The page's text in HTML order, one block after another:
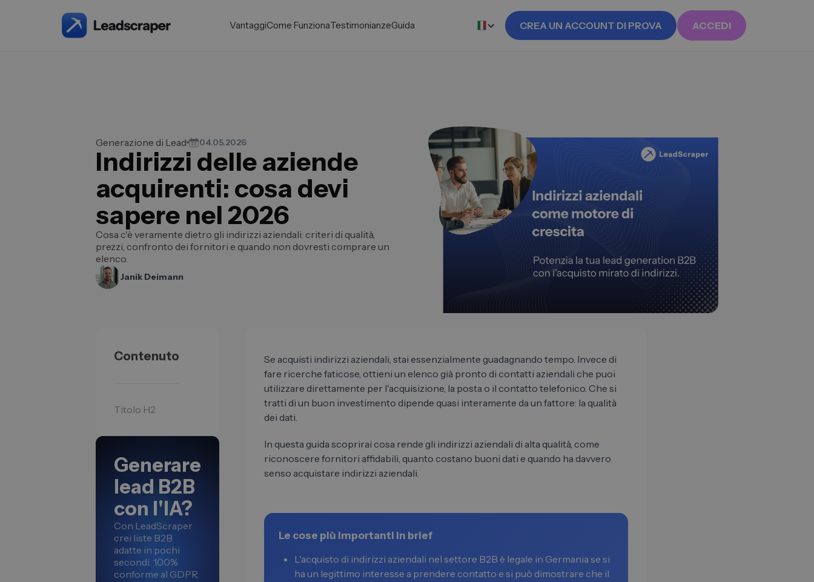
VantaggiCome FunzionaTestimonianzeGuida CREA UN ACCOUNT DI PROVA ACCEDI
Generazione di Lead 04.05.2026
Indirizzi delle aziende
acquirenti: cosa devi
sapere nel 2026
Cosa c'è veramente dietro gli indirizzi aziendali: criteri di qualità,
prezzi, confronto dei fornitori e quando non dovresti comprare un
elenco.
Janik Deimann
Contenuto
Titolo H2
Generare
lead B2B
con l'IA?
Con LeadScraper
crei liste B2B
adatte in pochi
secondi. 100%
conforme al GDPR.
Se acquisti indirizzi aziendali, stai essenzialmente guadagnando tempo. Invece di
fare ricerche faticose, ottieni un elenco già pronto di contatti aziendali che puoi
utilizzare direttamente per l'acquisizione, la posta o il contatto telefonico. Che si
tratti di un buon investimento dipende quasi interamente da un fattore: la qualità
dei dati.
In questa guida scoprirai cosa rende gli indirizzi aziendali di alta qualità, come
riconoscere fornitori affidabili, quanto costano buoni dati e quando ha davvero
senso acquistare indirizzi aziendali.
Le cose più importanti in brief
L'acquisto di indirizzi aziendali nel settore B2B è legale in Germania se si
ha un legittimo interesse a prendere contatto e si può dimostrare che il